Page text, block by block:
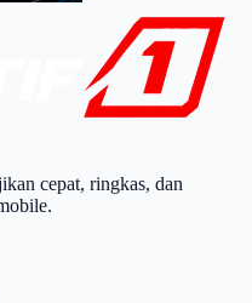
cepat, ringkas, dan